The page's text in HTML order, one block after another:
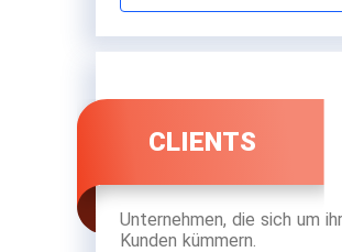
CLIENTS
Unternehmen, die sich um
Kunden kümmern.